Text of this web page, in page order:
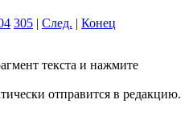
305 | След. | Конец
текста и нажмите
отправится в редакцию.